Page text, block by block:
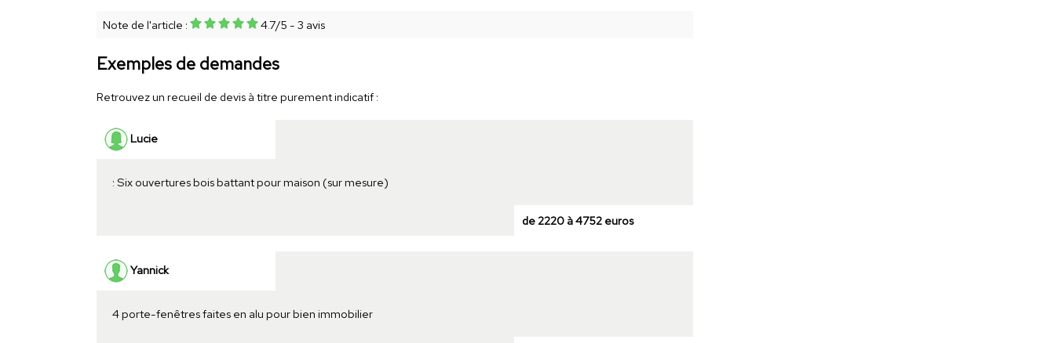
Note de l'article : 4.7/5 - 3 avis
Exemples de demandes
Retrouvez un recueil de devis à titre purement indicatif :
Lucie
: Six ouvertures bois battant pour maison (sur mesure)
de 2220 à 4752 euros
Yannick
4 porte-fenêtres faites en alu pour bien immobilier